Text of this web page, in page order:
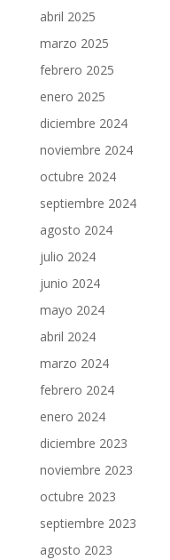
abril 2025
marzo 2025
febrero 2025
enero 2025
diciembre 2024
noviembre 2024
octubre 2024
septiembre 2024
agosto 2024
julio 2024
junio 2024
mayo 2024
abril 2024
marzo 2024
febrero 2024
enero 2024
diciembre 2023
noviembre 2023
octubre 2023
septiembre 2023
agosto 2023